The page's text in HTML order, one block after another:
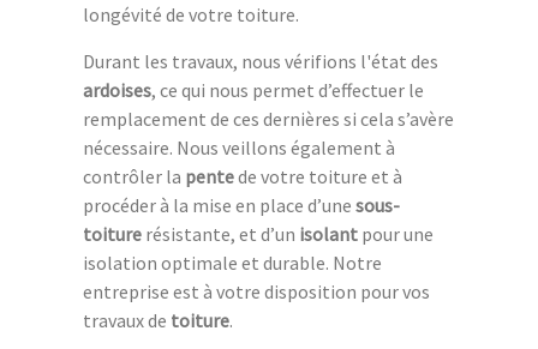
longévité de votre toiture.
Durant les travaux, nous vérifions l'état des
ardoises, ce qui nous permet d’effectuer le
remplacement de ces dernières si cela s’avère
nécessaire. Nous veillons également à
contrôler la pentede votre toiture et à
procéder à la mise en place d’une sous-
toiture résistante, et d’un isolant pour une
isolation optimale et durable. Notre
entreprise est à votre disposition pour vos
travaux de toiture.